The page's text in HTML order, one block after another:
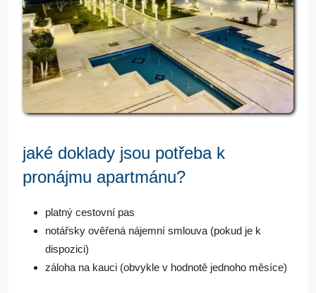
jaké doklady jsou potřeba k
pronájmu apartmánu?
platný cestovní pas
notářsky ověřená nájemní smlouva (pokud je k
dispozici)
záloha na kauci (obvykle v hodnotě jednoho měsíce)